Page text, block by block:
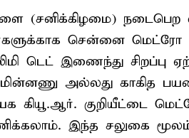
(சனிக்கிழமை) நடைபெற
சென்னை மெட்ரோ
டெட் இணைந்து சிறப்பு
அல்லது காகித
கியூ.ஆர். குறியீட்டை
இந்த சலுகை